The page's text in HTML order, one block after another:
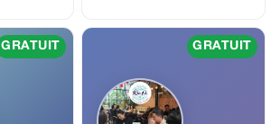
drinks. A curated taste of Vietnam
at Rau Ơi — fresh, vibrant, and
perfect for 2–4 guests to share.
GRATUIT GRATUIT